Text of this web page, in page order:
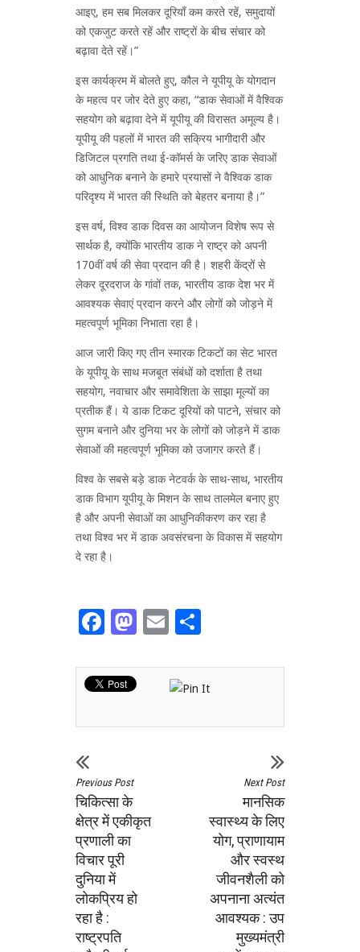
आइए, हम सब मिलकर दूरियाँ कम करते रहें, समुदायों
को एकजुट करते रहें और राष्ट्रों के बीच संचार को
बढ़ावा देते रहें।”
इस कार्यक्रम में बोलते हुए, कौल ने यूपीयू के योगदान
के महत्व पर जोर देते हुए कहा, “डाक सेवाओं में वैश्विक
सहयोग को बढ़ावा देने में यूपीयू की विरासत अमूल्य है।
यूपीयू की पहलों में भारत की सक्रिय भागीदारी और
डिजिटल प्रगति तथा ई-कॉमर्स के जरिए डाक सेवाओं
को आधुनिक बनाने के हमारे प्रयासों ने वैश्विक डाक
परिदृश्य में भारत की स्थिति को बेहतर बनाया है।”
इस वर्ष, विश्व डाक दिवस का आयोजन विशेष रूप से
सार्थक है, क्योंकि भारतीय डाक ने राष्ट्र को अपनी
170वीं वर्ष की सेवा प्रदान की है। शहरी केंद्रों से
लेकर दूरदराज के गांवों तक, भारतीय डाक देश भर में
आवश्यक सेवाएं प्रदान करने और लोगों को जोड़ने में
महत्वपूर्ण भूमिका निभाता रहा है।
आज जारी किए गए तीन स्मारक टिकटों का सेट भारत
के यूपीयू के साथ मजबूत संबंधों को दर्शाता है तथा
सहयोग, नवाचार और समावेशिता के साझा मूल्यों का
प्रतीक हैं। ये डाक टिकट दूरियों को पाटने, संचार को
सुगम बनाने और दुनिया भर के लोगों को जोड़ने में डाक
सेवाओं की महत्वपूर्ण भूमिका को उजागर करते हैं।
विश्व के सबसे बड़े डाक नेटवर्क के साथ-साथ, भारतीय
डाक विभाग यूपीयू के मिशन के साथ तालमेल बनाए हुए
है और अपनी सेवाओं का आधुनिकीकरण कर रहा है
तथा विश्व भर में डाक अवसंरचना के विकास में सहयोग
दे रहा है।
Facebook
Mastodon
Email
Previous Post
चिकित्सा के
क्षेत्र में एकीकृत
प्रणाली का
विचार पूरी
दुनिया में
लोकप्रिय हो
रहा है :
राष्ट्रपति
Next Post
मानसिक
स्वास्थ्य के लिए
योग, प्राणायाम
और स्वस्थ
जीवनशैली को
अपनाना अत्यंत
आवश्यक : उप
मुख्यमंत्री